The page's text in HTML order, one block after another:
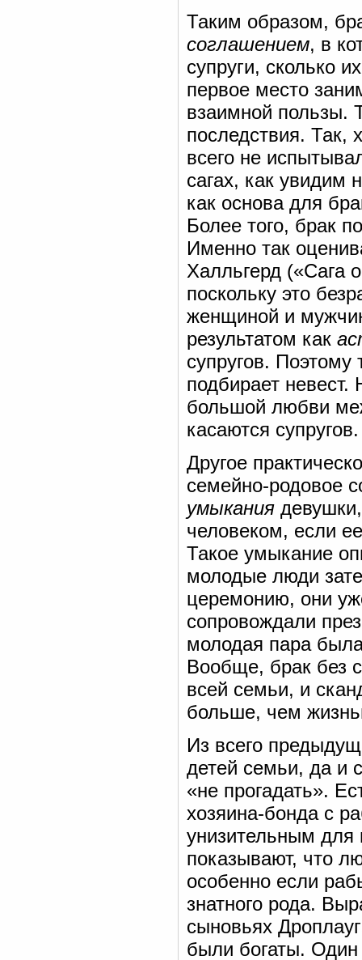
Таким образом,
соглашением, в
супруги, сколько
первое место
взаимной пользы.
последствия. Так,
всего не
сагах, как увидим
как основа для
Более того, брак
Именно так
Халльгерд («Сага
поскольку это
женщиной и
результатом как
супругов.
подбирает
большой любви
касаются супругов.
Другое
семейно-родовое
умыкания
человеком, если
Такое умыкание
молодые люди
церемонию, они
сопровождали
молодая пара
Вообще, брак без
всей семьи, и
больше, чем
Из всего
детей семьи, да и
«не прогадать».
хозяина-бонда с
унизительным для
показывают, что
особенно если
знатного рода.
сыновьях
были богаты. Один